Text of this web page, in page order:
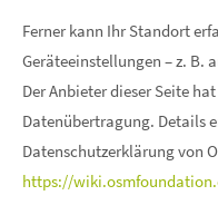
Ferner kann Ihr Standort
Geräteeinstellungen – z. B.
Der Anbieter dieser Seite
Datenübertragung. Details
Datenschutzerklärung von
https://